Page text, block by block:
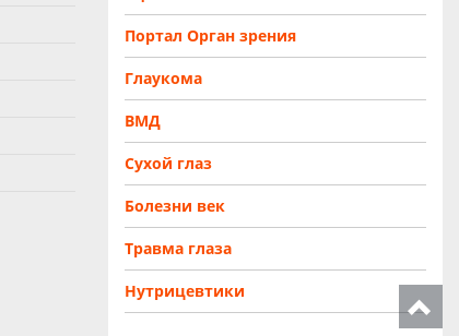
Портал Орган зрения
Глаукома
ВМД
Сухой глаз
Болезни век
Травма глаза
Нутрицевтики